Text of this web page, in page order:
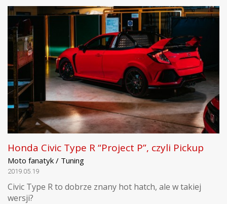
Honda Civic Type R “Project P”, czyli Pickup
Moto fanatyk / Tuning
2019.05.19
Civic Type R to dobrze znany hot hatch, ale w takiej
wersji?